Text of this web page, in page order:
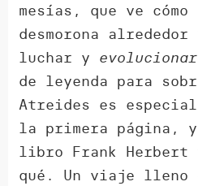
mesías, que ve cómo
desmorona
luchar y evolucionar
de leyenda para
Atreides es
la primera página,
libro Frank Herbert
qué. Un viaje